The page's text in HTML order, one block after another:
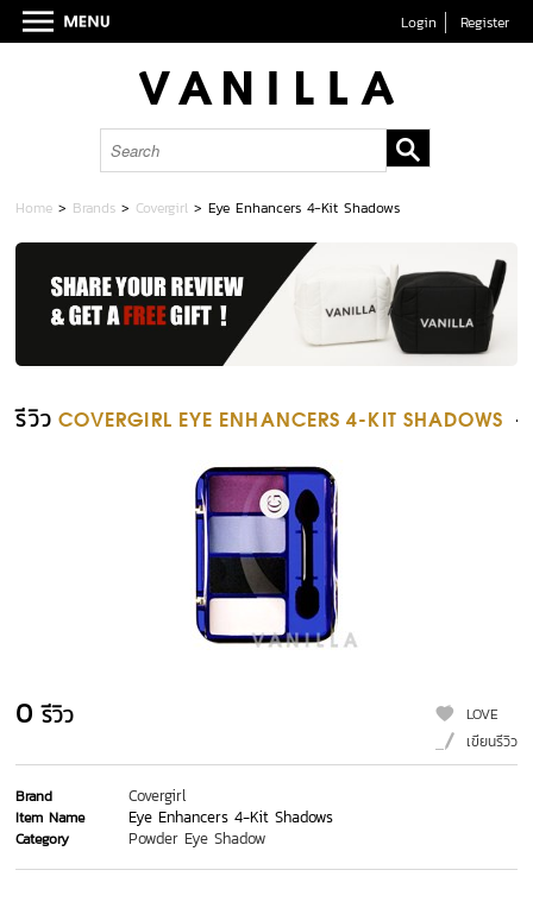
Login Register
Home > Brands > Covergirl >Eye Enhancers 4-Kit Shadows
รีวิว COVERGIRL EYE ENHANCERS 4-KIT SHADOWS
0 รีวิว
LOVE
เขียนรีวิว
Brand Covergirl
Item Name Eye Enhancers 4-Kit Shadows
Category Powder Eye Shadow